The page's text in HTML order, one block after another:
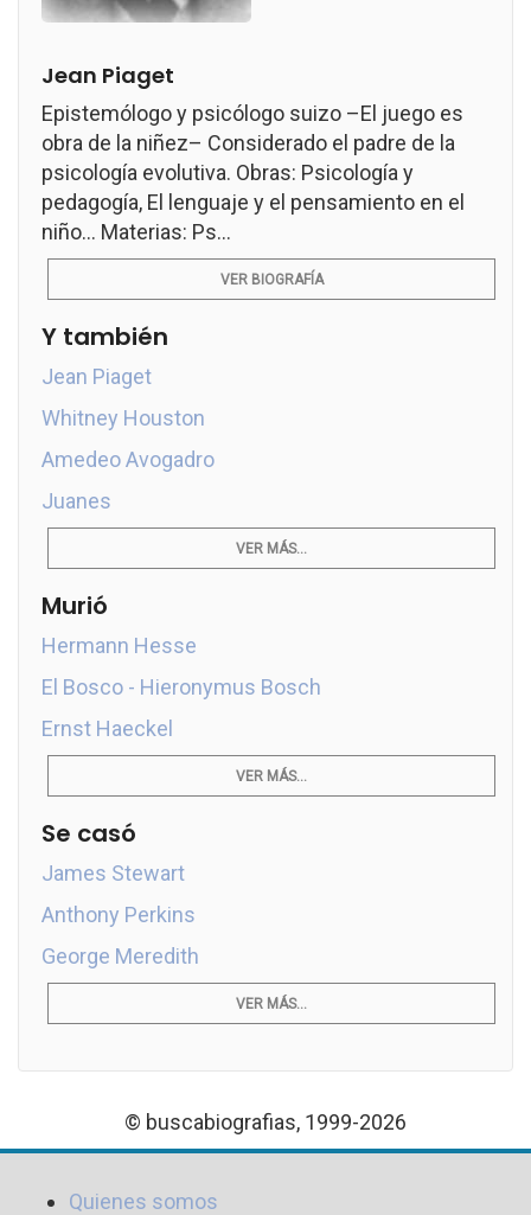
Jean Piaget
Epistemólogo y psicólogo suizo –El juego es
obra de la niñez– Considerado el padre de la
psicología evolutiva. Obras: Psicología y
pedagogía, El lenguaje y el pensamiento en el
niño... Materias: Ps...
VER BIOGRAFÍA
Y también
Jean Piaget
Whitney Houston
Amedeo Avogadro
Juanes
VER MÁS...
Murió
Hermann Hesse
El Bosco - Hieronymus Bosch
Ernst Haeckel
VER MÁS...
Se casó
James Stewart
Anthony Perkins
George Meredith
VER MÁS...
© buscabiografias, 1999-2026
Quienes somos